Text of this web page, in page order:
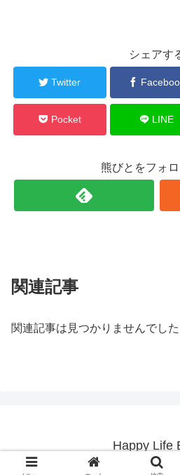
シェアす
Twitter
Pocket LINE
熊びとをフォ
関連記事
関連記事は見つかりませんでした
Happy Life
© 2019 Happy